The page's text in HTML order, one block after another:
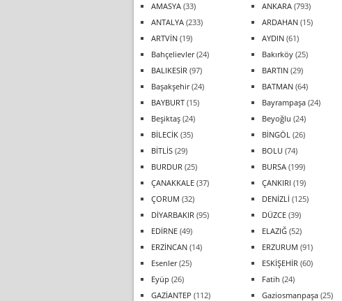
AMASYA (33) ANKARA (793)
ANTALYA (233) ARDAHAN (15)
ARTVİN (19) AYDIN (61)
Bahçelievler(24) Bakırköy (25)
BALIKESİR (97) BARTIN (29)
Başakşehir(24) BATMAN (64)
BAYBURT (15) Bayrampaşa (24)
Beşiktaş (24) Beyoğlu (24)
BİLECİK (35) BİNGÖL (26)
BİTLİS (29) BOLU (74)
BURDUR (25) BURSA (199)
ÇANAKKALE (37) ÇANKIRI (19)
ÇORUM (32) DENİZLİ (125)
DİYARBAKIR (95) DÜZCE (39)
EDİRNE (49) ELAZIĞ (52)
ERZİNCAN (14) ERZURUM (91)
Esenler(25) ESKİŞEHİR (60)
Eyüp (26) Fatih (24)
GAZİANTEP (112) Gaziosmanpaşa (25)